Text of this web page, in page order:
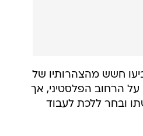
חשש מהצהרותיו של
הרחוב הפלסטיני, אך
ובחר ללכת לעבוד